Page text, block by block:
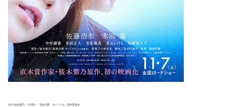
2015 桜木紫乃・小学館／「起終点駅 ターミナル」製作委員会